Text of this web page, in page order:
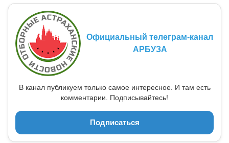
Официальный телеграм-канал
АРБУЗА
В канал публикуем только самое интересное. И там есть
комментарии. Подписывайтесь!
Подписаться